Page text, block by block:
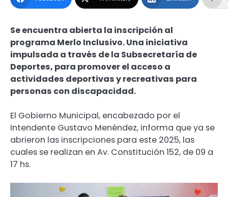
Se encuentra abierta la inscripción al
programa Merlo Inclusivo. Una iniciativa
impulsada a través de la Subsecretaría de
Deportes, para promover el acceso a
actividades deportivas y recreativas para
personas con discapacidad.
El Gobierno Municipal, encabezado por el
Intendente Gustavo Menéndez, informa que ya se
abrieron las inscripciones para este 2025, las
cuales se realizan en Av. Constitución 152, de 09 a
17 hs.